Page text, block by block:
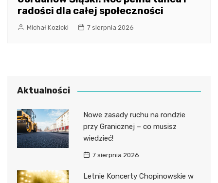
radości dla całej społeczności
Michał Kozicki 7 sierpnia 2026
Aktualności
Nowe zasady ruchu na rondzie
przy Granicznej – co musisz
wiedzieć!
7 sierpnia 2026
Letnie Koncerty Chopinowskie w